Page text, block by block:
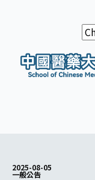
2025-08-05
一般公告